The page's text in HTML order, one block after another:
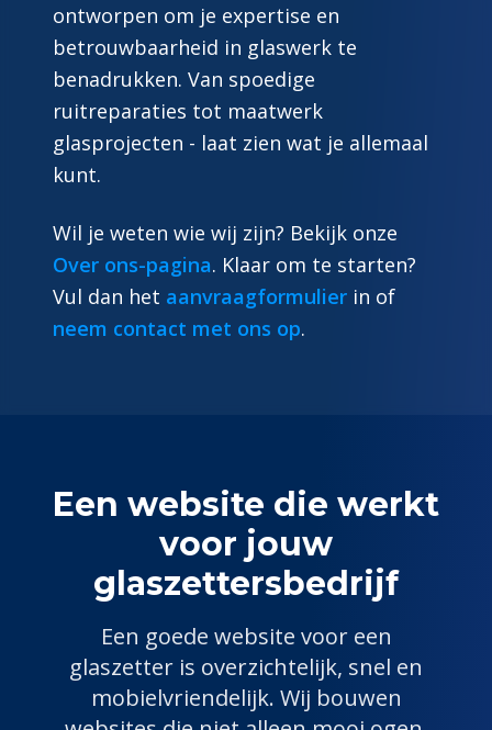
ontworpen om je expertise en
betrouwbaarheid in glaswerk te
benadrukken. Van spoedige
ruitreparaties tot maatwerk
glasprojecten - laat zien wat je allemaal
kunt.
Wil je weten wie wij zijn? Bekijk onze
Over ons-pagina. Klaar om te starten?
Vul dan het aanvraagformulier in of
neem contact met ons op.
Een website die werkt
voor jouw
glaszettersbedrijf
Een goede website voor een
glaszetter is overzichtelijk, snel en
mobielvriendelijk. Wij bouwen